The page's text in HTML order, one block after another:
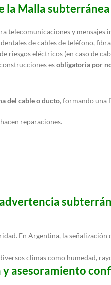
la Malla
telecomunicaciones y mensajes
de cables de teléfono,
riesgos eléctricos (en caso de
esobligatoria por
del cable o ducto, formando una
reparaciones.
En Argentina, la
climas como humedad,
asesoramiento